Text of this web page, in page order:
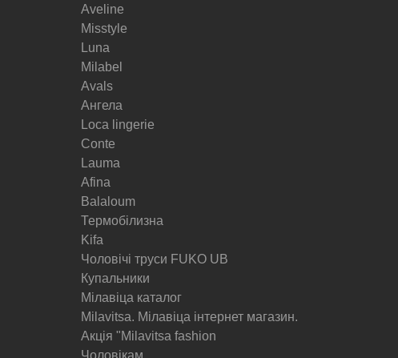
Aveline
Misstyle
Luna
Milabel
Avals
Ангела
Loca lingerie
Conte
Lauma
Afina
Balaloum
Термобілизна
Kifa
Чоловічі труси FUKO UB
Купальники
Мілавіца каталог
Milavitsa. Мілавіца інтернет магазин.
Акція "Milavitsa fashion
Чоловікам